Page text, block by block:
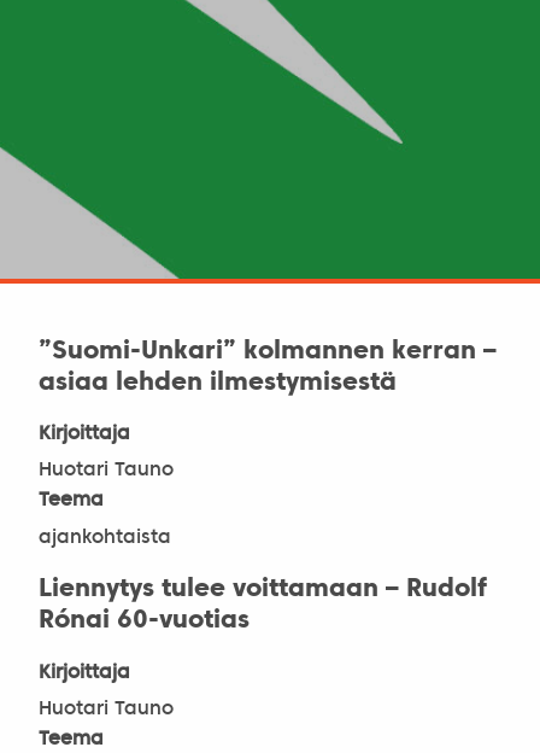
”Suomi-Unkari” kolmannen kerran –
asiaa lehden ilmestymisestä
Kirjoittaja
Huotari Tauno
Teema
ajankohtaista
Liennytys tulee voittamaan – Rudolf
Rónai 60-vuotias
Kirjoittaja
Huotari Tauno
Teema